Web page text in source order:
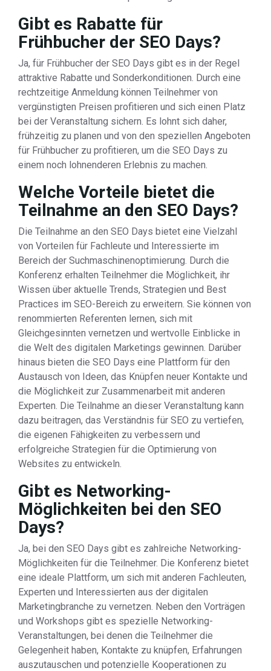
Gibt es Rabatte für
Frühbucher der SEO Days?
Ja, für Frühbucher der SEO Days gibt es in der Regel
attraktive Rabatte und Sonderkonditionen. Durch eine
rechtzeitige Anmeldung können Teilnehmer von
vergünstigten Preisen profitieren und sich einen Platz
bei der Veranstaltung sichern. Es lohnt sich daher,
frühzeitig zu planen und von den speziellen Angeboten
für Frühbucher zu profitieren, um die SEO Days zu
einem noch lohnenderen Erlebnis zu machen.
Welche Vorteile bietet die
Teilnahme an den SEO Days?
Die Teilnahme an den SEO Days bietet eine Vielzahl
von Vorteilen für Fachleute und Interessierte im
Bereich der Suchmaschinenoptimierung. Durch die
Konferenz erhalten Teilnehmer die Möglichkeit, ihr
Wissen über aktuelle Trends, Strategien und Best
Practices im SEO-Bereich zu erweitern. Sie können von
renommierten Referenten lernen, sich mit
Gleichgesinnten vernetzen und wertvolle Einblicke in
die Welt des digitalen Marketings gewinnen. Darüber
hinaus bieten die SEO Days eine Plattform für den
Austausch von Ideen, das Knüpfen neuer Kontakte und
die Möglichkeit zur Zusammenarbeit mit anderen
Experten. Die Teilnahme an dieser Veranstaltung kann
dazu beitragen, das Verständnis für SEO zu vertiefen,
die eigenen Fähigkeiten zu verbessern und
erfolgreiche Strategien für die Optimierung von
Websites zu entwickeln.
Gibt es Networking-
Möglichkeiten bei den SEO
Days?
Ja, bei den SEO Days gibt es zahlreiche Networking-
Möglichkeiten für die Teilnehmer. Die Konferenz bietet
eine ideale Plattform, um sich mit anderen Fachleuten,
Experten und Interessierten aus der digitalen
Marketingbranche zu vernetzen. Neben den Vorträgen
und Workshops gibt es spezielle Networking-
Veranstaltungen, bei denen die Teilnehmer die
Gelegenheit haben, Kontakte zu knüpfen, Erfahrungen
auszutauschen und potenzielle Kooperationen zu